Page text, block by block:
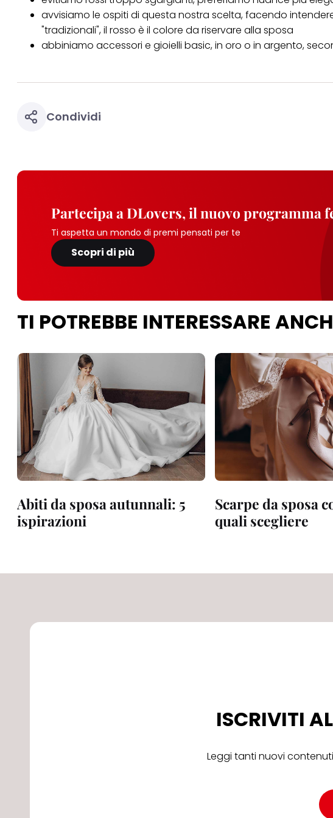
avvisiamo le ospiti di questa nostra scelta, facendo
"tradizionali", il rosso è il colore da riservare alla sposa
abbiniamo accessori e gioielli basic, in oro o in argento,
Condividi
Partecipa a DLovers, il nuovo programma
Ti aspetta un mondo di premi pensati per te
Scopri di più
TI POTREBBE INTERESSARE
Abiti da sposa autunnali: 5
ispirazioni
Scarpe da sposa
quali scegliere
ISCRIVITI
Leggi tanti nuovi